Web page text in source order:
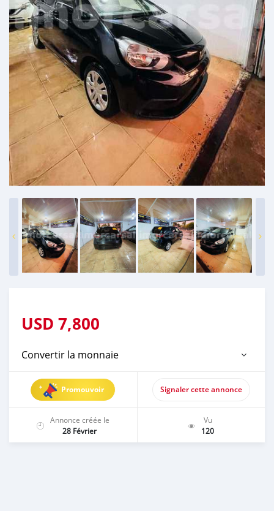
USD 7,800
Convertir la monnaie
Promouvoir Signaler cette annonce
Annonce créée le
28 Février
Vu
120